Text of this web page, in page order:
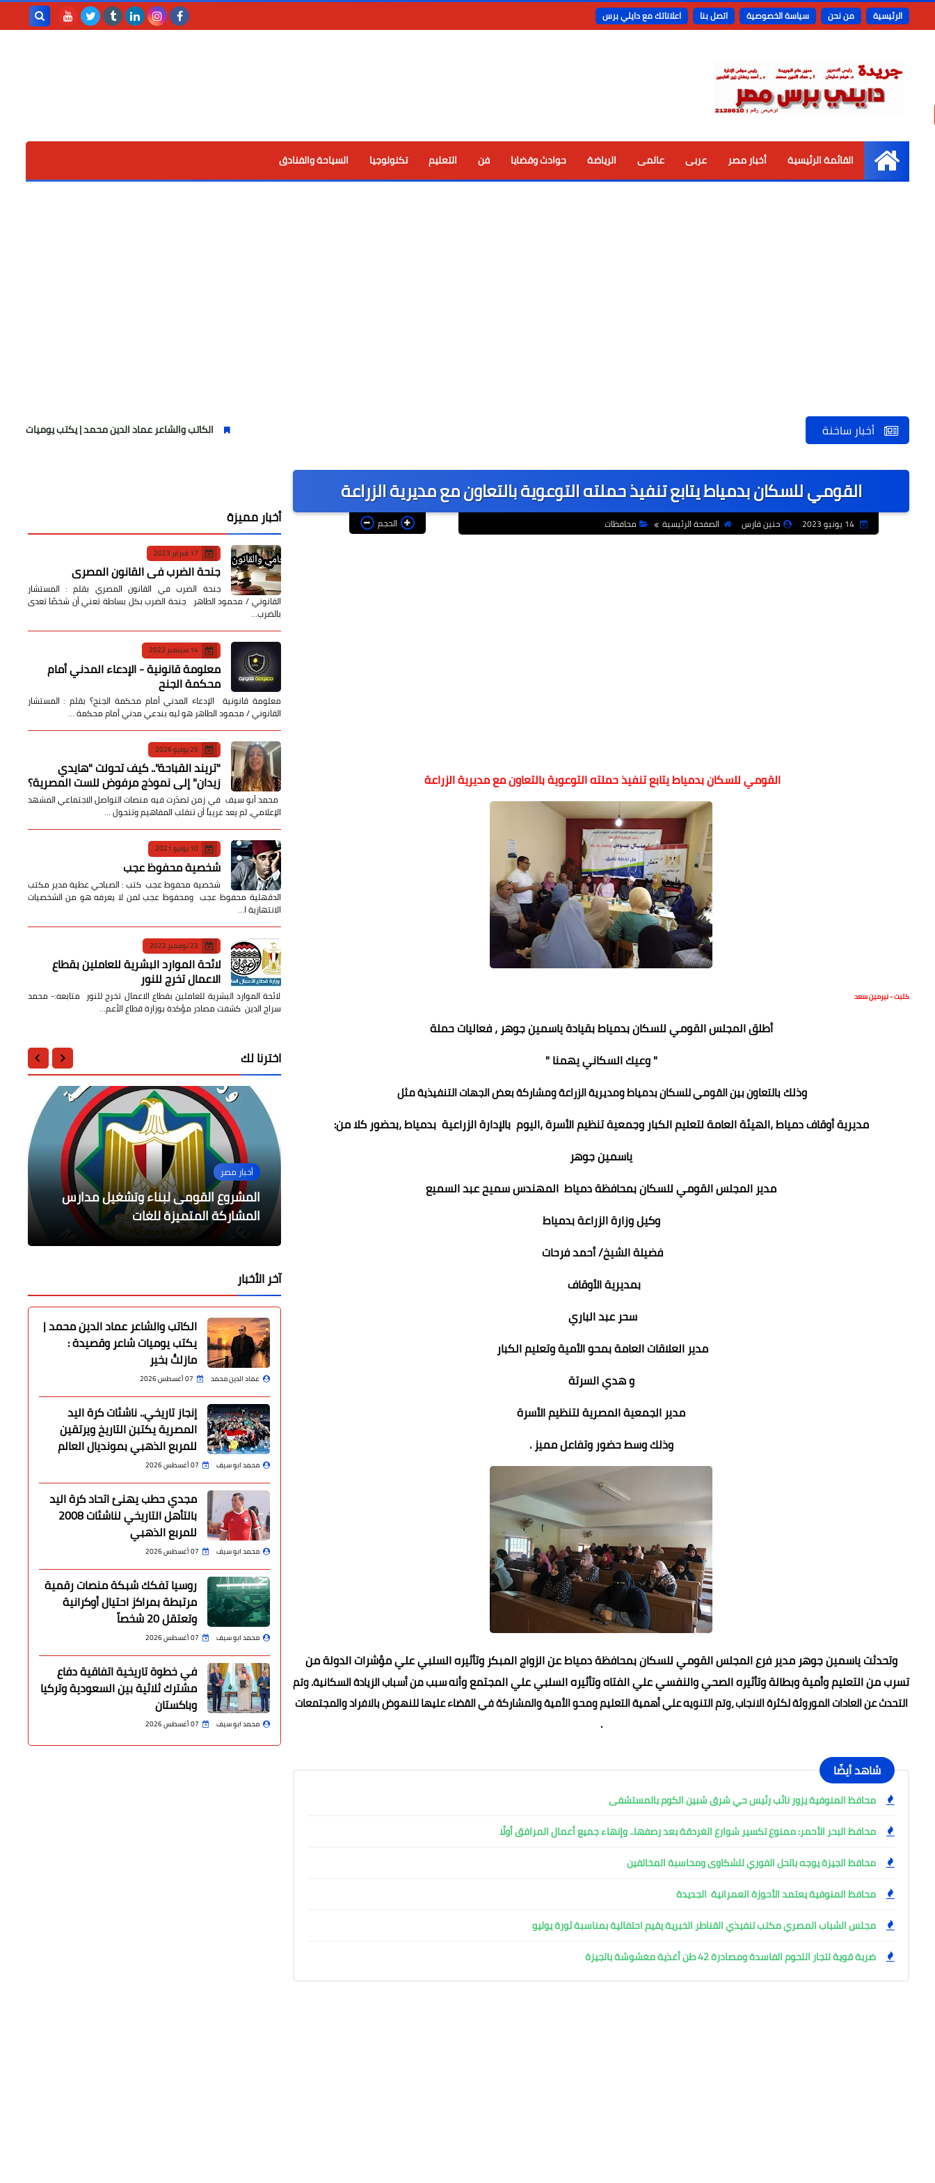
الرئيسية من نحن سياسة الخصوصية اتصل بنا اعلاناتك مع دايلي برس
الرئيسية
القائمة الرئيسية أخبار مصر عربى عالمى الرياضة حوادث وقضايا فن التعليم تكنولوجيا السياحة والفنادق
أخبار ساخنة الكاتب والشاعر عماد الدين محمد | يكتب يوميات شاعر وقصيدة :
القومي للسكان بدمياط يتابع تنفيذ حملته التوعوية بالتعاون مع مديرية الزراعة
14 يونيو 2023 حنين فارس الصفحة الرئيسية محافظات الحجم
القومي للسكان بدمياط يتابع تنفيذ حملته التوعوية بالتعاون مع مديرية الزراعة
كتبت - نيرمين سعد
أطلق المجلس القومي للسكان بدمياط بقيادة ياسمين جوهر ، فعاليات حملة
" وعيك السكاني يهمنا "
وذلكبالتعاون بين القومي للسكان بدمياط ومديرية الزراعة ومشاركة بعض الجهات التنفيذية مثل
مديرية أوقاف دمياط ،الهيئة العامة لتعليم الكبار وجمعية تنظيم الأسرة ،اليوم بالإدارة الزراعية بدمياط ،بحضور كلا من:
ياسمين جوهر
مدير المجلس القومي للسكان بمحافظة دمياط المهندس سميح عبد السميع
وكيل وزارة الزراعة بدمياط
فضيلة الشيخ/ أحمد فرحات
بمديرية الأوقاف
سحر عبد الباري
مدير العلاقات العامة بمحو الأمية وتعليم الكبار
و هدي السرتة
مدير الجمعية المصرية لتنظيم الأسرة
وذلك وسط حضور وتفاعل مميز .
وتحدثت ياسمين جوهر مدير فرع المجلس القومي للسكان بمحافظة دمياط عن الزواج المبكر وتأثيره السلبي علي مؤشرات الدولة من
تسرب من التعليم وأمية وبطالة وتأثيره الصحي والنفسي علي الفتاه وتأثيره السلبي علي المجتمع وأنه سبب من أسباب الزيادة السكانية. وتم
التحدث عن العادات الموروثة لكثرة الانجاب ،وتم التنويه علي أهمية التعليم ومحو الأمية والمشاركة في القضاء عليها للنهوض بالافراد والمجتمعات
.
شاهد أيضًا
محافظ المنوفية يزور نائب رئيس حي شرق شبين الكوم بالمستشفى
محافظ البحر الأحمر: ممنوع تكسير شوارع الغردقة بعد رصفها.. وإنهاء جميع أعمال المرافق أولًا
محافظ الجيزة يوجه بالحل الفوري للشكاوى ومحاسبة المخالفين
محافظ المنوفية يعتمد الأحوزة العمرانية الجديدة
مجلس الشباب المصري مكتب تنفيذي القناطر الخبرية يقيم احتفالية بمناسبة ثورة يوليو
ضربة قوية لتجار اللحوم الفاسدة ومصادرة 42 طن أغذية مغشوشة بالجيزة
أخبار مميزة
17 فبراير 2023
جنحة الضرب في القانون المصري
جنحة الضرب في القانون المصري بقلم : المستشار
القانوني / محمود الطاهر جنحة الضرب بكل بساطة تعني أن شخصًا تعدى
بالضرب…
14 سبتمبر 2022
معلومة قانونية - الإدعاء المدني أمام
محكمة الجنح
معلومة قانونية الإدعاء المدني أمام محكمة الجنح؟ بقلم : المستشار
القانوني / محمود الطاهر هو ليه بندعي مدني أمام محكمة …
25 يوليو 2026
​"تريند القباحة".. كيف تحولت "هايدي
زيدان" إلى نموذج مرفوض للست المصرية؟
​ محمد أبو سيف ​في زمن تصدّرت فيه منصات التواصل الاجتماعي المشهد
الإعلامي، لم يعد غريباً أن تنقلب المفاهيم وتتحول …
10 يونيو 2021
شخصية محفوظ عجب
شخصية محفوظ عجب كتب : الصباحي عطية مدير مكتب
الدقهلية محفوظ عجب ومحفوظ عجب لمن لا يعرفه هو من الشخصيات
الانتهازية ا…
23 نوفمبر 2022
لائحة الموارد البشرية للعاملين بقطاع
الاعمال تخرج للنور
لائحة الموارد البشرية للعاملين بقطاع الاعمال تخرج للنور متابعه:- محمد
سراج الدين كشفت مصادر مؤكدة بوزارة قطاع الأعم…
اخترنا لك
28 يوليو 2021
أخبار مصر
المشروع القومى لبناء وتشغيل مدارس
المشاركة المتميزة للغات
28 يوليو 2021
حوادث وقضايا
عدم قبول دعوى وقف تطبيق التليجرام
في مصر
28 يوليو 2021
....
شوط اول ونتيجة معبرة عن أداء منتخب
مصر
28 يوليو 2021
عالمى
"قلب الام "مسبح آمن من خطر الغرق
28 يوليو 2021
الرياضة
المنتخب الأولمبي يتقدم بهدف على
الأسترالين
آخر الأخبار
الكاتب والشاعر عماد الدين محمد |
يكتب يوميات شاعر وقصيدة :
مازلتُ بخير
عماد الدين محمد 07 أغسطس 2026
إنجاز تاريخي.. ناشئات كرة اليد
المصرية يكتبن التاريخ ويرتقين
للمربع الذهبي بمونديال العالم
محمد ابو سيف 07 أغسطس 2026
مجدي حطب يهنئ اتحاد كرة اليد
بالتأهل التاريخي لناشئات 2008
للمربع الذهبي
محمد ابو سيف 07 أغسطس 2026
روسيا تفكك شبكة منصات رقمية
مرتبطة بمراكز احتيال أوكرانية
وتعتقل 20 شخصاً
محمد ابو سيف 07 أغسطس 2026
في خطوة تاريخية اتفاقية دفاع
مشترك ثلاثية بين السعودية وتركيا
وباكستان
محمد ابو سيف 07 أغسطس 2026